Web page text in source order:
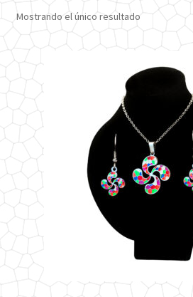
Mostrando el único resultado